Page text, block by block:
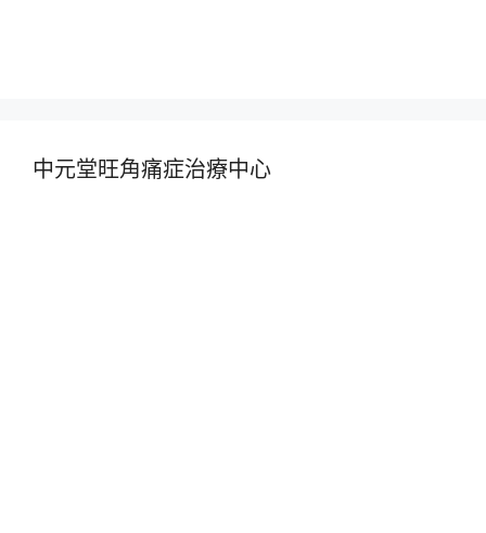
中元堂旺角痛症治療中心